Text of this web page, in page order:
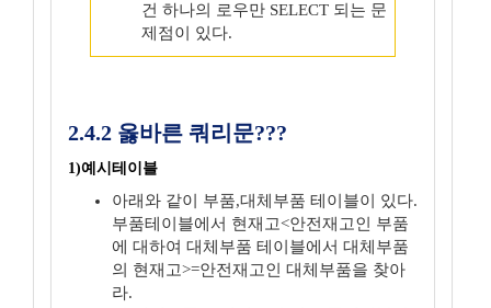
건 하나의 로우만 SELECT 되는 문
제점이 있다.
2.4.2 옳바른 쿼리문???
1)예시테이블
아래와 같이 부품,대체부품 테이블이 있다.
부품테이블에서 현재고<안전재고인 부품
에 대하여 대체부품 테이블에서 대체부품
의 현재고>=안전재고인 대체부품을 찾아
라.